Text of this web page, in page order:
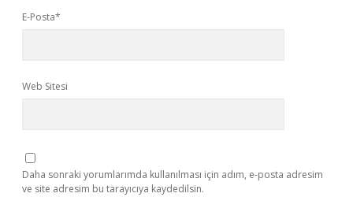
E-Posta*
Web Sitesi
Daha sonraki yorumlarımda kullanılması için adım, e-posta adresim
ve site adresim bu tarayıcıya kaydedilsin.